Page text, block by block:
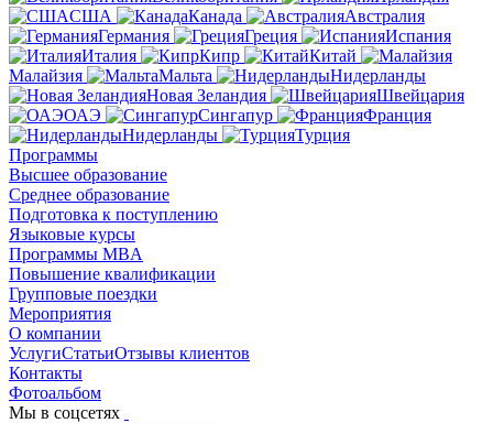
США
Канада
Австралия
Германия
Греция
Испания
Италия
Кипр
Китай
Малайзия
Мальта
Нидерланды
Новая Зеландия
Швейцария
ОАЭ
Сингапур
Франция
Нидерланды
Турция
Программы
Высшее образование
Среднее образование
Подготовка к поступлению
Языковые курсы
Программы MBA
Повышение квалификации
Групповые поездки
Мероприятия
О компании
УслугиСтатьиОтзывы клиентов
Контакты
Фотоальбом
Мы в соцсетях